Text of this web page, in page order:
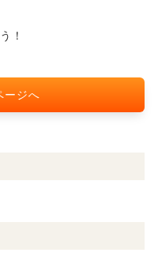
！
ージへ